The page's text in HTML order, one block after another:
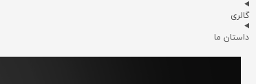
گالری
داستان ما